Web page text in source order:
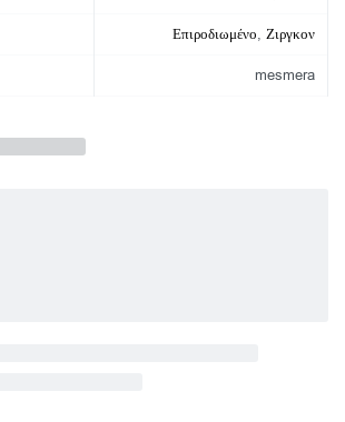
Επιροδιωμένο, Ζιργκον
mesmera